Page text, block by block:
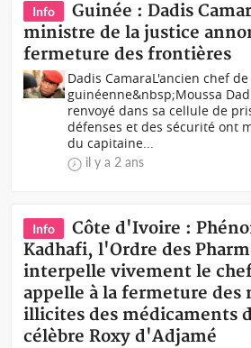
Info
Guinée : Dadis
ministre de la justice
fermeture des frontières
Dadis CamaraL'ancien chef
guinéenne&nbsp;Moussa
renvoyé dans sa cellule de
défenses et des sécurité ont
du capitaine...
il y a 2 ans
Info
Côte d'Ivoire :
Kadhafi, l'Ordre des
interpelle vivement le
appelle à la fermeture des
illicites des médicaments
célèbre Roxy d'Adjamé